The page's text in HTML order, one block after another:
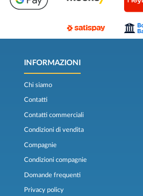
INFORMAZIONI
Chi siamo
Contatti
Contatti commerciali
Condizioni di vendita
Compagnie
Condizioni compagnie
Domande frequenti
Privacy policy